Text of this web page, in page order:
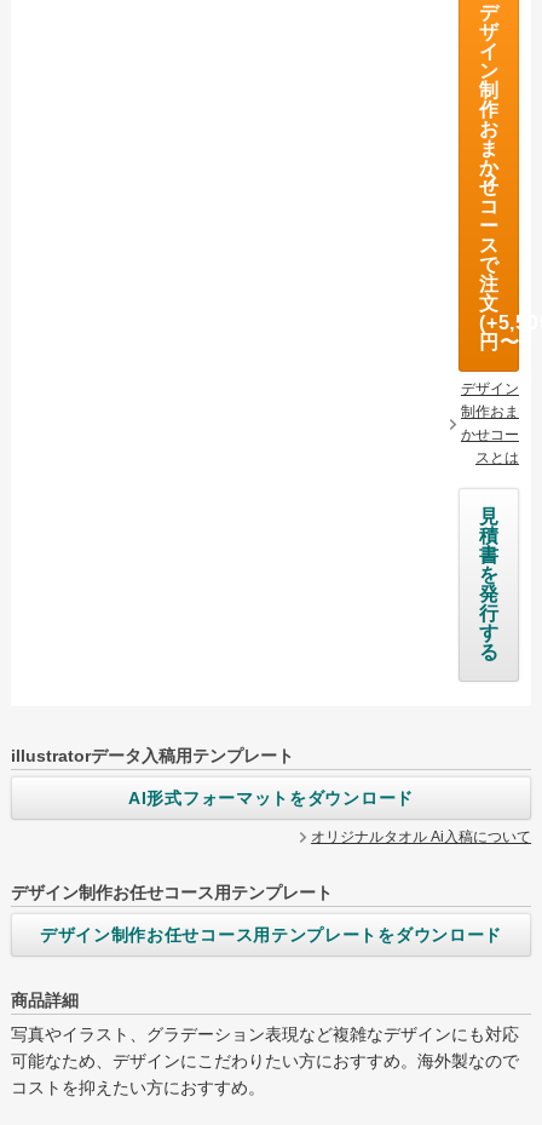
グループサイト
名入れカレンダー製作所
封筒印刷製作所
印鑑ゴム印製作所
お名前シール製作所
商品詳細
写真やイラスト、グラデーション表現など複雑なデザインにも対応
可能なため、デザインにこだわりたい方におすすめ。海外製なので
コストを抑えたい方におすすめ。
デ
ザ
イ
ン
制
作
お
ま
か
せ
コ
ー
ス
で
注
文
円〜)
デザイン
制作おま
かせコー
スとは
見
積
書
を
発
行
す
る
illustratorデータ入稿用テンプレート
AI形式フォーマットをダウンロード
オリジナルタオル Ai入稿について
デザイン制作お任せコース用テンプレート
デザイン制作お任せコース用テンプレートをダウンロード